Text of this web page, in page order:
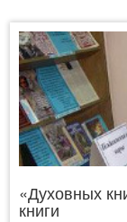
«Духовных
книги